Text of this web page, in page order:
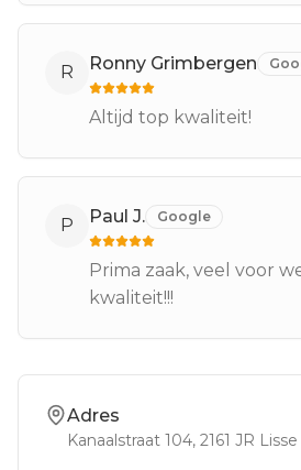
R Ronny Grimbergen
Altijd top kwaliteit!
P Paul J. Google
Prima zaak, veel voor
kwaliteit!!!
Adres
Kanaalstraat 104, 2161 JR Lisse